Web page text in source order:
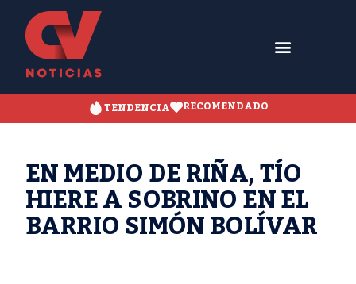
TENDENCIA RECOMENDADO
EN MEDIO DE RIÑA, TÍO
HIERE A SOBRINO EN EL
BARRIO SIMÓN BOLÍVAR